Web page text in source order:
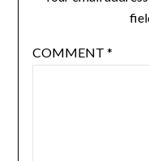
COMMENT *